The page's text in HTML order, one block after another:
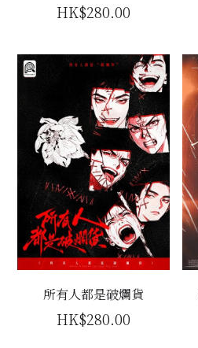
HK$280.00
所有人都是破爛貨
HK$280.00